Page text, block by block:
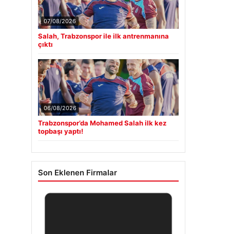
07/08/2026
Salah, Trabzonspor ile ilk antrenmanına
çıktı
06/08/2026
Trabzonspor’da Mohamed Salah ilk kez
topbaşı yaptı!
Son Eklenen Firmalar